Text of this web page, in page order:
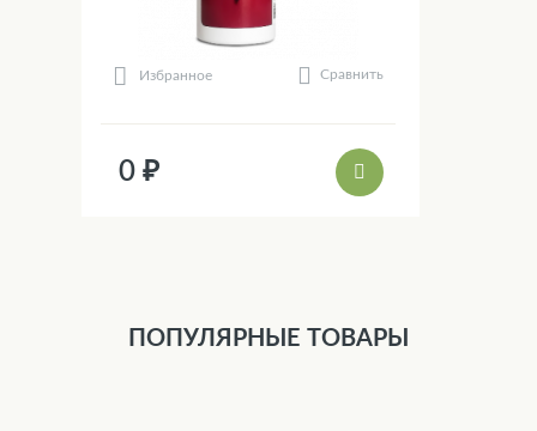
Избранное Сравнить
0 ₽
ПОПУЛЯРНЫЕ ТОВАРЫ